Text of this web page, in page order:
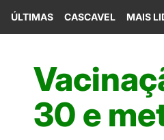
ÚLTIMAS CASCAVEL MAIS
30 e